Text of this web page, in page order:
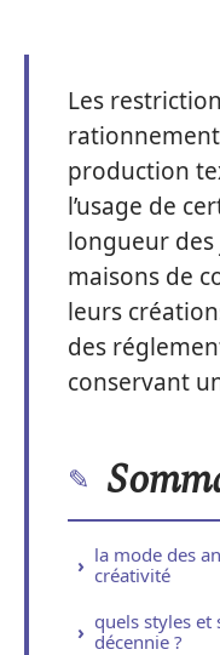
Les
production
l’usage de
longueur des
maisons de
leurs
des
conservant
la mode des
créativité
quels styles
décennie ?